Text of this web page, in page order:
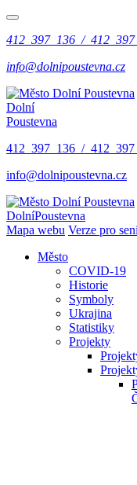
412 397 136 / 412 397
info@dolnipoustevna.cz
Dolní
Poustevna
412 397 136 / 412 397
info@dolnipoustevna.cz
DolníPoustevna
Mapa webu Verze pro
Město
COVID-19
Historie
Symboly
Ukrajina
Statistiky
Projekty